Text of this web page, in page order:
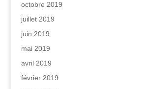
octobre 2019
juillet 2019
juin 2019
mai 2019
avril 2019
février 2019